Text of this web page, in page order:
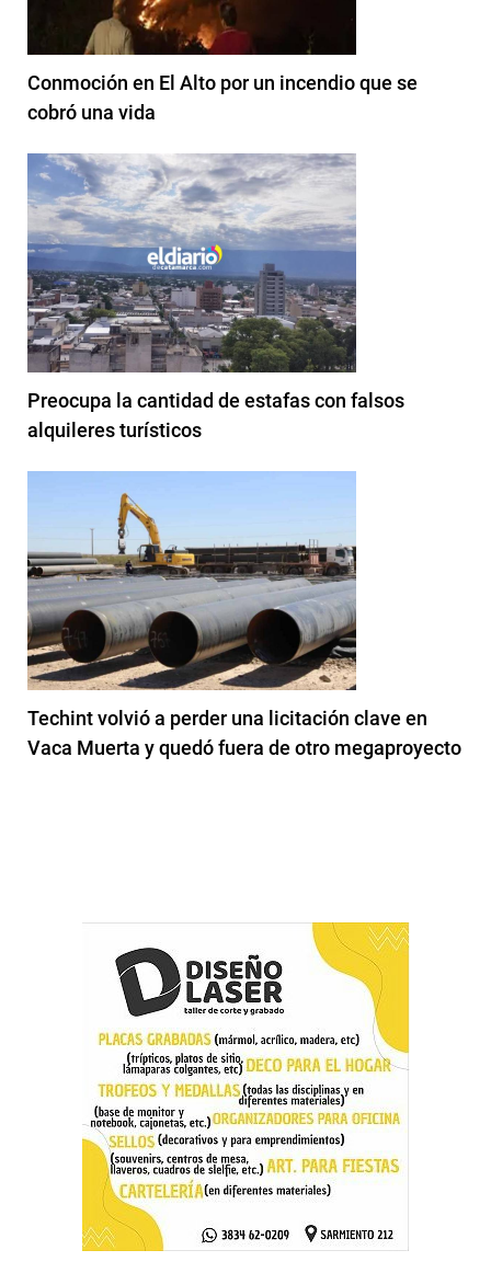
Conmoción en El Alto por un incendio que se
cobró una vida
Preocupa la cantidad de estafas con falsos
alquileres turísticos
Techint volvió a perder una licitación clave en
Vaca Muerta y quedó fuera de otro megaproyecto